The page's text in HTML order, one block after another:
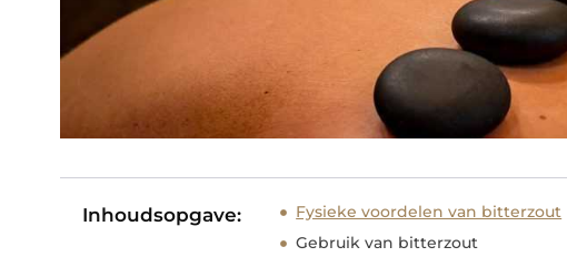
Inhoudsopgave:
Fysieke voordelen van bitterzout
Gebruik van bitterzout